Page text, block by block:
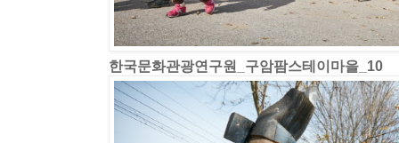
한국문화관광연구원_구암팜스테이마을_10